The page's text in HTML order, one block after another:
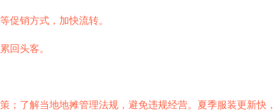
促销方式，加快流转。
回头客。
了解当地地摊管理法规，避免违规经营。夏季服装更新快